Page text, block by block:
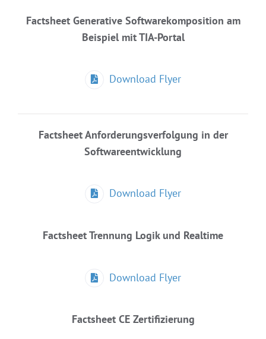
Factsheet Generative Softwarekomposition am
Beispiel mit TIA-Portal
Download Flyer
FactsheetAnforderungsverfolgung in der
Softwareentwicklung
Download Flyer
Factsheet Trennung Logik und Realtime
Download Flyer
Factsheet CE Zertifizierung